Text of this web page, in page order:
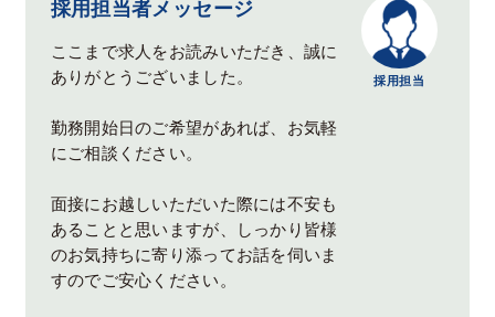
採用担当
採用担当者メッセージ
ここまで求人をお読みいただき、誠に
ありがとうございました。
勤務開始日のご希望があれば、お気軽
にご相談ください。
面接にお越しいただいた際には不安も
あることと思いますが、しっかり皆様
のお気持ちに寄り添ってお話を伺いま
すのでご安心ください。